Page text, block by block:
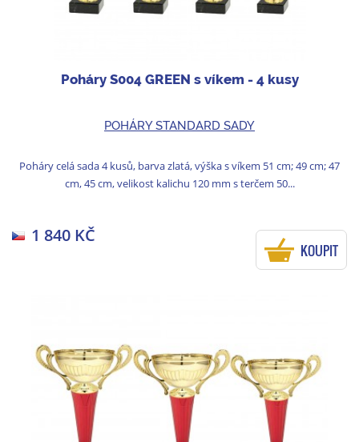
Poháry S004 GREEN s víkem - 4 kusy
POHÁRY STANDARD SADY
Poháry celá sada 4 kusů, barva zlatá, výška s víkem 51 cm; 49 cm; 47
cm, 45 cm, velikost kalichu 120 mm s terčem 50...
1 840 KČ
KOUPIT